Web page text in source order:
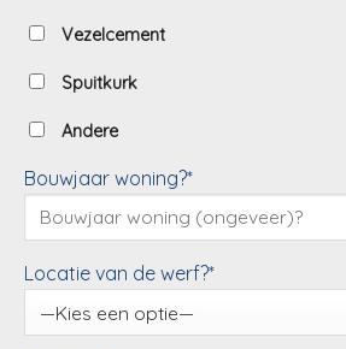
Vezelcement
Spuitkurk
Andere
Bouwjaar woning?*
Locatie van de werf?*